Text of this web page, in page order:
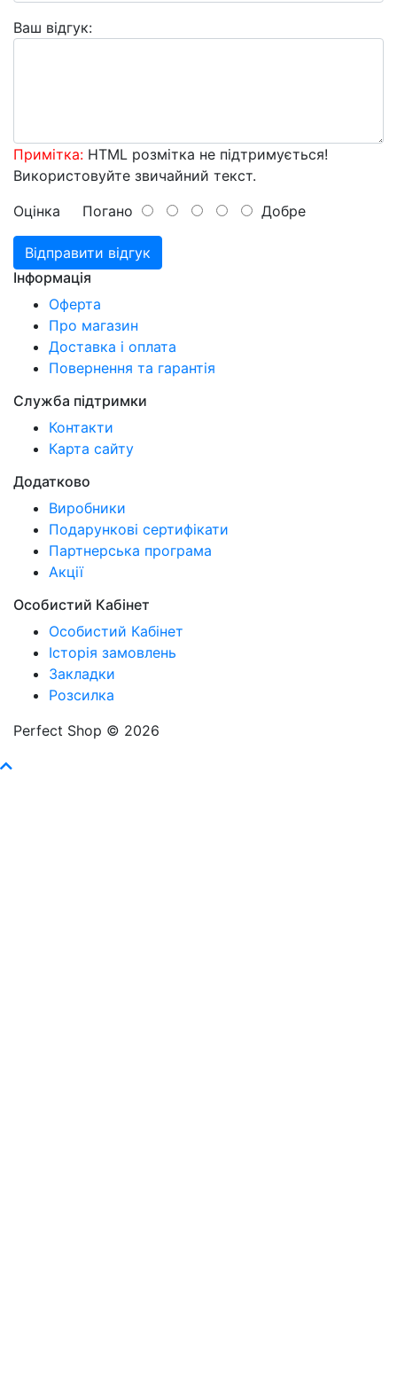
Ваш відгук:
Примітка: HTML розмітка не підтримується!
Використовуйте звичайний текст.
Оцінка Погано Добре
Відправити відгук
Інформація
Оферта
Про магазин
Доставка і оплата
Повернення та гарантія
Служба підтримки
Контакти
Карта сайту
Додатково
Виробники
Подарункові сертифікати
Партнерська програма
Акції
Особистий Кабінет
Особистий Кабінет
Історія замовлень
Закладки
Розсилка
Perfect Shop © 2026